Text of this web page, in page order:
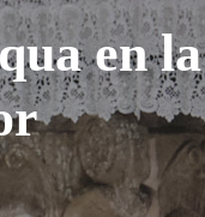
en